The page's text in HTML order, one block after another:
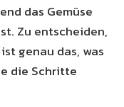
das Gemüse
Zu entscheiden,
genau das, was
die Schritte